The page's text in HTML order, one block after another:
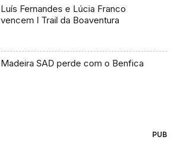
Luís Fernandes e Lúcia Franco
vencem I Trail da Boaventura
Madeira SAD perde com o Benfica
PUB